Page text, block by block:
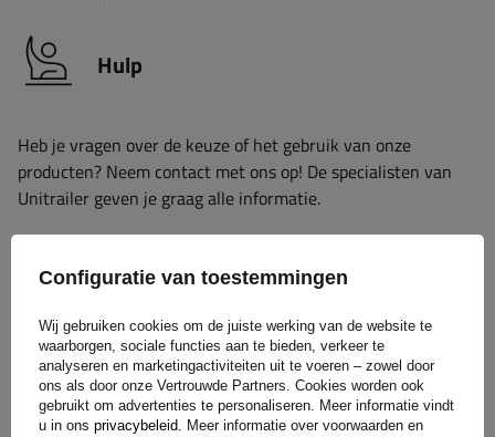
Hulp
Heb je vragen over de keuze of het gebruik van onze
producten? Neem contact met ons op! De specialisten van
Unitrailer geven je graag alle informatie.
+31 30 3100444 unitrailer@utrailer.nl
Specificaties
Configuratie van toestemmingen
Wij gebruiken cookies om de juiste werking van de website te
waarborgen, sociale functies aan te bieden, verkeer te
analyseren en marketingactiviteiten uit te voeren – zowel door
ons als door onze Vertrouwde Partners. Cookies worden ook
gebruikt om advertenties te personaliseren. Meer informatie vindt
u in ons privacybeleid. Meer informatie over voorwaarden en